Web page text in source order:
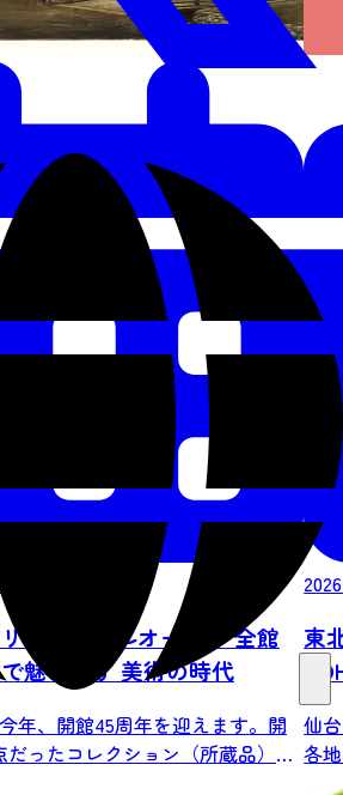
08/23
ニューアルオープン 全館
魅せます 美術の時代
年、開館45周年を迎えます。開
ったコレクション（所蔵品）
東
仙
各
も